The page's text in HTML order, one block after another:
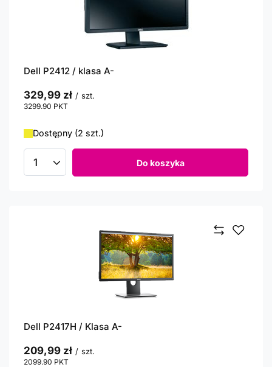
Dell P2412 / klasa A-
329,99 zł / szt.
3299.90 PKT
Dostępny (2 szt.)
Ilość produktów Do koszyka
Dell P2417H / Klasa A-
209,99 zł / szt.
2099.90 PKT